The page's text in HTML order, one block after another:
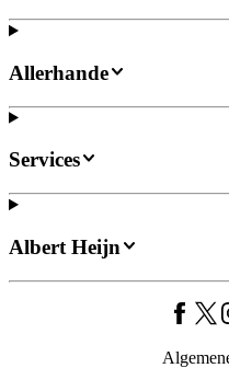
Allerhande
Services
Albert Heijn